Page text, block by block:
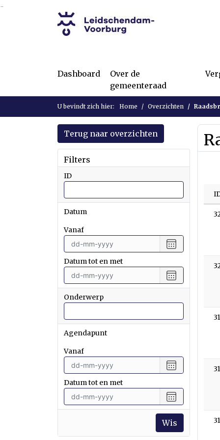
Ga naar de inhoud van deze pagina
Ga naar het zoeken
Ga naar het menu
Dashboard
Over de
gemeenteraad
U bevindt zich hier: Home Overzichten
Terug naar overzichten
Filters
ID
Datum
vanaf
Selecteer
een
vanaf
Datum tot en met
Selecteer
een
tot
met
Onderwerp
Agendapunt
vanaf
Selecteer
een
vanaf
Datum tot en met
Selecteer
een
datum
tot
en
Wis